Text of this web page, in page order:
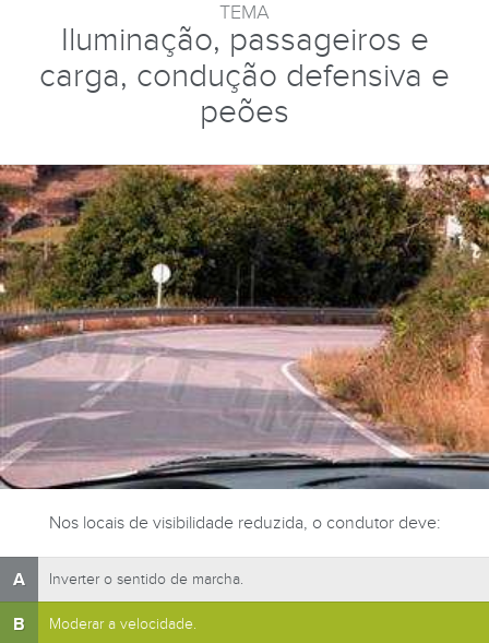
TEMA
Iluminação, passageiros e
carga, condução defensiva e
peões
Nos locais de visibilidade reduzida, o condutor deve:
A Inverter o sentido de marcha.
B Moderar a velocidade.